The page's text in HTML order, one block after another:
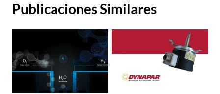
Publicaciones Similares